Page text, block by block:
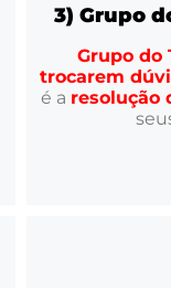
3) Grupo
Grupo do
trocarem
é a resolução